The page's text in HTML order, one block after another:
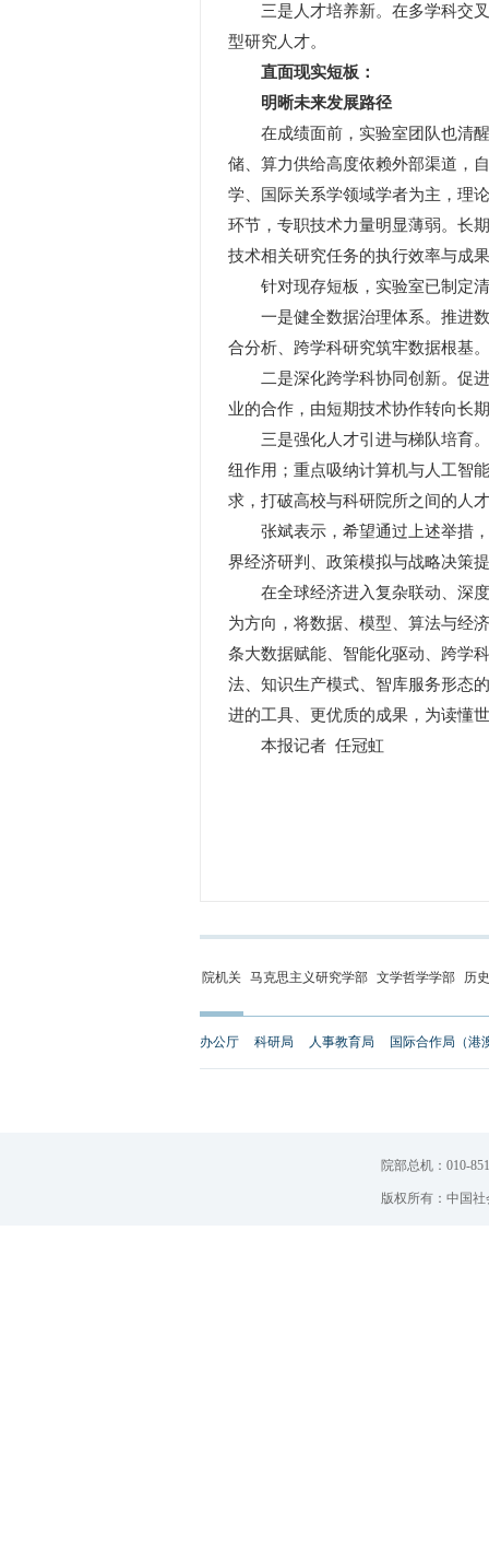
三是人才培养新。在多学科交叉
型研究人才。
直面现实短板：
明晰未来发展路径
在成绩面前，实验室团队也清醒
储、算力供给高度依赖外部渠道，
学、国际关系学领域学者为主，理
环节，专职技术力量明显薄弱。长
技术相关研究任务的执行效率与成
针对现存短板，实验室已制定清
一是健全数据治理体系。推进数
合分析、跨学科研究筑牢数据根基。
二是深化跨学科协同创新。促进
业的合作，由短期技术协作转向长
三是强化人才引进与梯队培育。
纽作用；重点吸纳计算机与人工智
求，打破高校与科研院所之间的人
张斌表示，希望通过上述举措，
界经济研判、政策模拟与战略决策
在全球经济进入复杂联动、深度
为方向，将数据、模型、算法与经
条大数据赋能、智能化驱动、跨学
法、知识生产模式、智库服务形态
进的工具、更优质的成果，为读懂
本报记者 任冠虹
院机关 马克思主义研究学部 文学哲学学部 历
办公厅 科研局 人事教育局 国际合作局（港
院部总机：010-
版权所有：中国